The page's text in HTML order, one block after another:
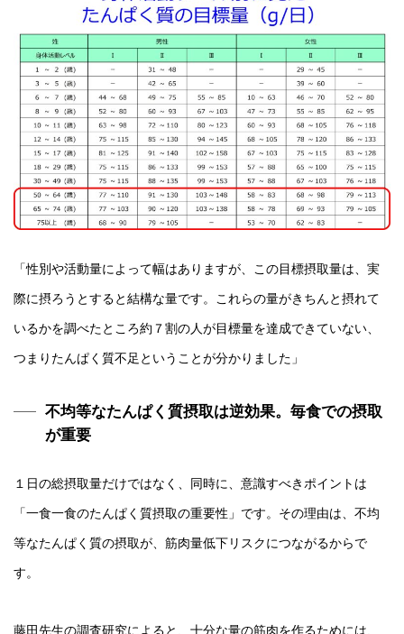
「性別や活動量によって幅はありますが、この目標摂取量は、実
際に摂ろうとすると結構な量です。これらの量がきちんと摂れて
いるかを調べたところ約７割の人が目標量を達成できていない、
つまりたんぱく質不足ということが分かりました」
不均等なたんぱく質摂取は逆効果。毎食での摂取
が重要
１日の総摂取量だけではなく、同時に、意識すべきポイントは
「一食一食のたんぱく質摂取の重要性」です。その理由は、不均
等なたんぱく質の摂取が、筋肉量低下リスクにつながるからで
す。
藤田先生の調査研究によると、十分な量の筋肉を作るためには、